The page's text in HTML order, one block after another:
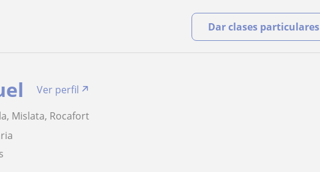
Dar clases particulares
Ver perfil
Mislata, Rocafort